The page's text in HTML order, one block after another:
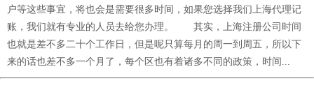
户等这些事宜，将也会是需要很多时间，如果您选择我们上海代理记
账，我们就有专业的人员去给您办理。 其实，上海注册公司时间
也就是差不多二十个工作日，但是呢只算每月的周一到周五，所以下
来的话也差不多一个月了，每个区也有着诸多不同的政策，时间...